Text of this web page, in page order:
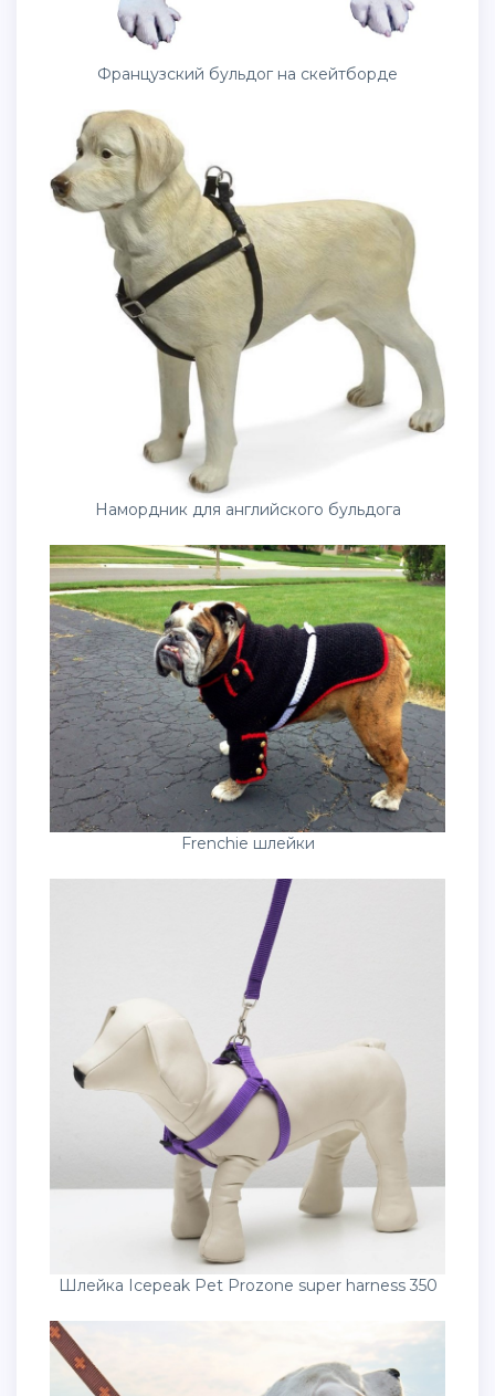
Французский бульдог на скейтборде
Намордник для английского бульдога
Frenchie шлейки
Шлейка Icepeak Pet Prozone super harness 350